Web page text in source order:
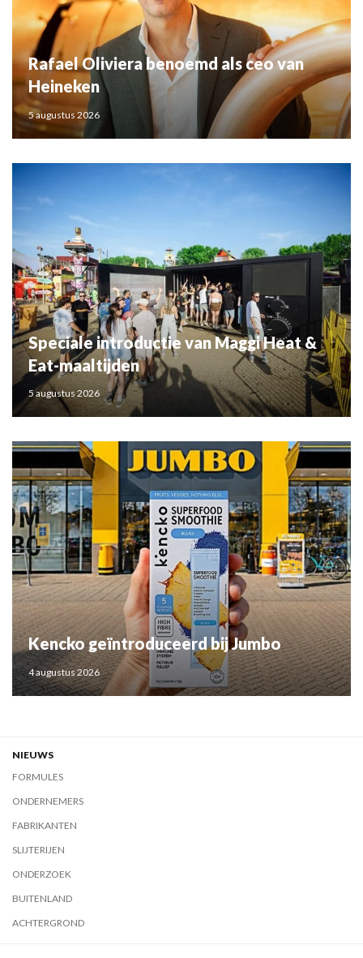
Rafael Oliviera benoemd als ceo van
Heineken
5 augustus 2026
Speciale introductie van Maggi Heat &
Eat-maaltijden
5 augustus 2026
Kencko geïntroduceerd bij Jumbo
4 augustus 2026
NIEUWS
FORMULES
ONDERNEMERS
FABRIKANTEN
SLIJTERIJEN
ONDERZOEK
BUITENLAND
ACHTERGROND